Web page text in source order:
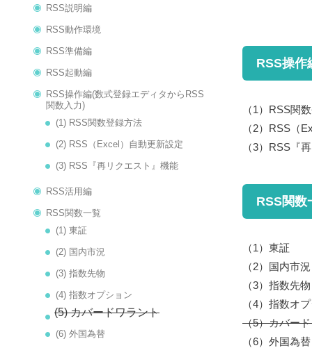
RSS操作
（1） RSS関
（2） RSS（
（3） RSS『
RSS関数
（1） 東証
（2） 国内市況
（3） 指数先物
（4） 指数オ
（5）カバー
（6） 外国為替
RSS説明編
RSS動作環境
RSS準備編
RSS起動編
RSS操作編(数式登録エディタからRSS
関数入力)
(1) RSS関数登録方法
(2) RSS（Excel）自動更新設定
(3) RSS『再リクエスト』機能
RSS活用編
RSS関数一覧
(1) 東証
(2) 国内市況
(3) 指数先物
(4) 指数オプション
(5) カバードワラント
(6) 外国為替